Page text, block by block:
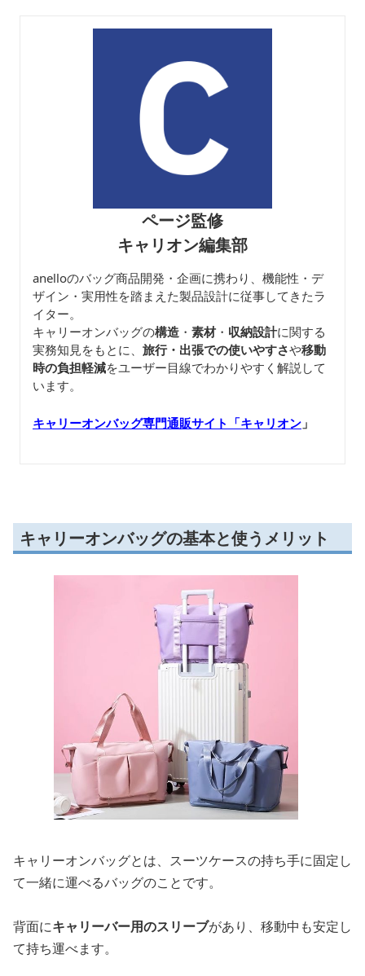
ページ監修
キャリオン編集部
anelloのバッグ商品開発・企画に携わり、機能性・デ
ザイン・実用性を踏まえた製品設計に従事してきたラ
イター。
キャリーオンバッグの構造 ・ 素材・ 収納設計に関する
実務知見をもとに、 旅行・出張での使いやすさや移動
時の負担軽減をユーザー目線でわかりやすく解説して
います。
キャリーオンバッグ専門通販サイト「キャリオン 」
キャリーオンバッグの基本と使うメリット
キャリーオンバッグとは、スーツケースの持ち手に固定し
て一緒に運べるバッグのことです。
背面にキャリーバー用のスリーブがあり、移動中も安定し
て持ち運べます。